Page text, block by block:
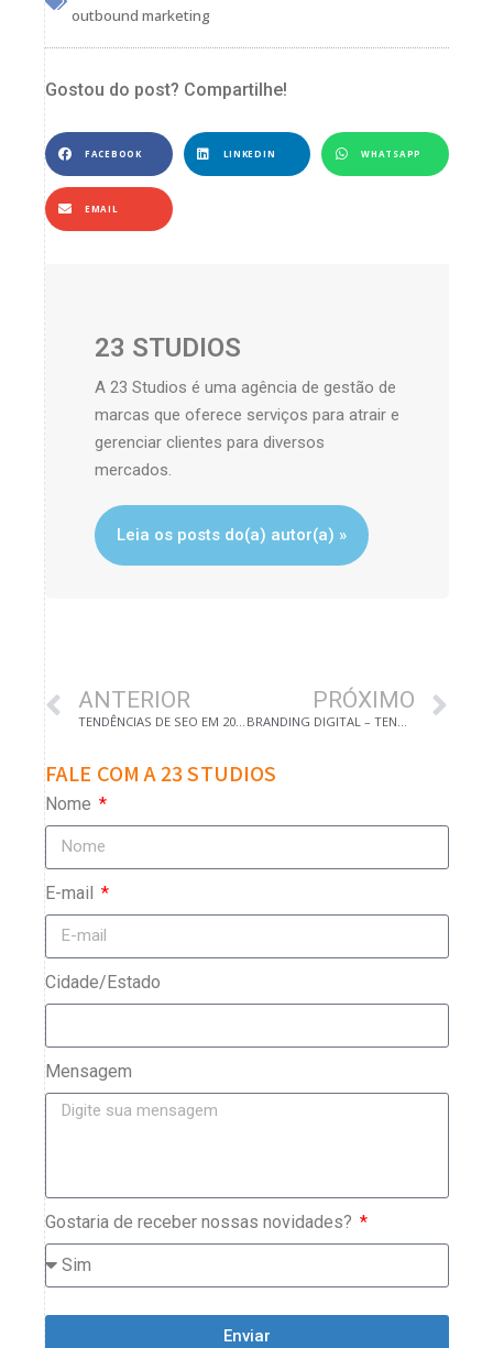
outbound marketing
Gostou do post? Compartilhe!
FACEBOOK LINKEDIN WHATSAPP
EMAIL
23 STUDIOS
A 23 Studios é uma agência de gestão de
marcas que oferece serviços para atrair e
gerenciar clientes para diversos
mercados.
Leia os posts do(a) autor(a) »
ANTERIOR PRÓXIMO
FALE COM A 23 STUDIOS
Nome
E-mail
Cidade/Estado
Mensagem
Gostaria de receber nossas novidades?
Enviar